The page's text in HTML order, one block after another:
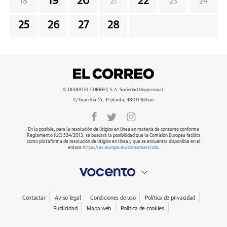
25 26 27 28
© DIARIO EL CORREO, S.A. Sociedad Unipersonal.
C/ Gran Vía 45, 3ª planta, 48011 Bilbao
En lo posible, para la resolución de litigios en línea en materia de consumo conforme
Reglamento (UE) 524/2013, se buscará la posibilidad que la Comisión Europea facilita
como plataforma de resolución de litigios en línea y que se encuentra disponible en el
enlace https://ec.europa.eu/consumers/odr.
Contactar Aviso legal Condiciones de uso
Política de privacidad
Publicidad
Mapa web Política de cookies